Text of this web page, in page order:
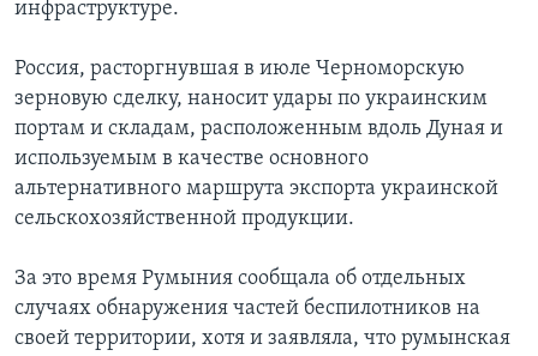
инфраструктуре.
Россия, расторгнувшая в июле Черноморскую
зерновую сделку, наносит удары по украинским
портам и складам, расположенным вдоль Дуная и
используемым в качестве основного
альтернативного маршрута экспорта украинской
сельскохозяйственной продукции.
За это время Румыния сообщала об отдельных
случаях обнаружения частей беспилотников на
своей территории, хотя и заявляла, что румынская